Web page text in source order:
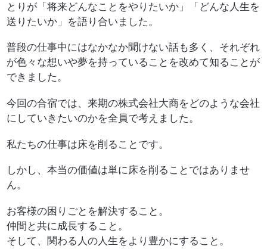
とりが「将来どんなことをやりたいか」「どんな人生を
送りたいか」を語り合いました。
普段の仕事中にはなかなか聞けない話も多く、それぞれ
が色々な想いや夢を持っていることを改めて知ることが
できました。
今回の合宿では、来期の株式会社大商をどのような会社
にしていきたいのかを全員で考えました。
私たちの仕事は床を削ることです。
しかし、本当の価値は単に床を削ることではありませ
ん。
お客様の困りごとを解決すること。
仲間と共に成長すること。
そして、関わる人の人生をより豊かにすること。